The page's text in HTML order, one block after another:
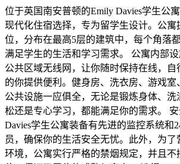
位于英国南安普顿的Emily Davies学生公
现代化住宿选择，专为留学生设计。公寓
位，分布在最高5层的建筑中，每个角落
满足学生的生活和学习需求。 公寓内部
公共区域无线网，让你随时保持在线，
的你提供便利。健身房、洗衣房、游戏
公共设施一应俱全，无论是锻炼身体、
松还是专心学习，都能满足你的需求。
Davies学生公寓装备有先进的监控系统和
员，确保你的生活安全无忧。此外，为
环境，公寓实行严格的禁烟规定，并且不